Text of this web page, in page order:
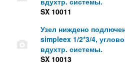
SX 10011
Узел ниждено
simpleex 1/2*3/4,
вдухтр. системы.
SX 10013